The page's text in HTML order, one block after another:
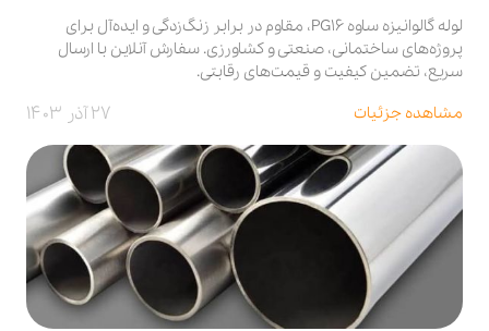
لوله گالوانیزه ساوه PG16، مقاوم در برابر زنگ‌زدگی و ایده‌آل برای
پروژه‌های ساختمانی، صنعتی و کشاورزی. سفارش آنلاین با ارسال
سریع، تضمین کیفیت و قیمت‌های رقابتی.
مشاهده جزئیات
۲۷ آذر ۱۴۰۳